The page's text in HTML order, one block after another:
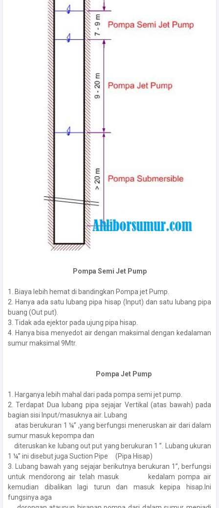
Pompa Semi Jet Pump
1. Biaya lebih hemat di bandingkan Pompa jet Pump.
2. Hanya ada satu lubang pipa hisap (Input) dan satu lubang pipa
buang (Out put).
3. Tidak ada ejektor pada ujung pipa hisap.
4. Hanya bisa menyedot air dengan maksimal dengan kedalaman
sumur maksimal 9Mtr.
Pompa Jet Pump
1. Harganya lebih mahal dari pada pompa semi jet pump.
2. Terdapat Dua lubang pipa sejajar Vertikal (atas bawah) pada
bagian sisi Input/masuknya air. Lubang
atas berukuran 1 ¼” ,yang berfungsi meneruskan air dari dalam
sumur masuk kepompa dan
diteruskan ke lubang out put yang berukuran 1 ”. Lubang ukuran
1 ¼” ini disebut juga Suction Pipe (Pipa Hisap)
3. Lubang bawah yang sejajar berikutnya berukuran 1”, berfungsi
untuk mendorong air telah masuk kedalam pompa air
kemudian dibalikan lagi turun dan masuk kepipa hisap.Ini
fungsinya aga